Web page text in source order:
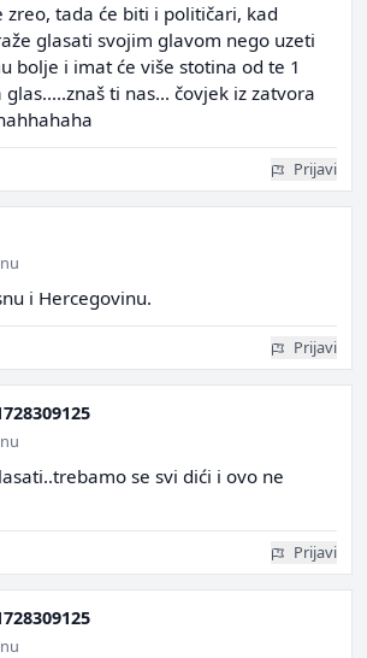
zreo, tada će biti i političari, kad
glasati svojim glavom nego uzeti
bolje i imat će više stotina od te 1
ti nas... čovjek iz zatvora
Prijavi
i Hercegovinu.
Prijavi
se svi dići i ovo ne
Prijavi